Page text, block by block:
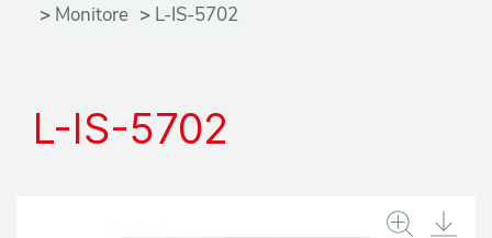
Monitore
L-IS-5702
L-IS-5702
o